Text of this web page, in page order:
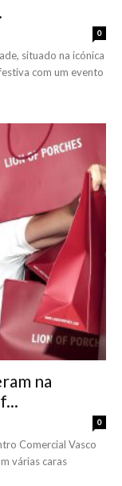
0
situado na icónica
com um evento
na
0
Comercial Vasco
várias caras